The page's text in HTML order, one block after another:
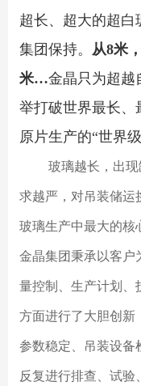
超长、超大的超白
集团保持。
从8米
米…金晶只为超越
举打破世界最长、
原片生产的“世界
玻璃越长，出
求越严，对吊装储运
玻璃生产中最大的核
金晶集团秉承以客户
量控制、生产计划、
方面进行了大胆创新
参数稳定、吊装设备
反复进行排查、试验